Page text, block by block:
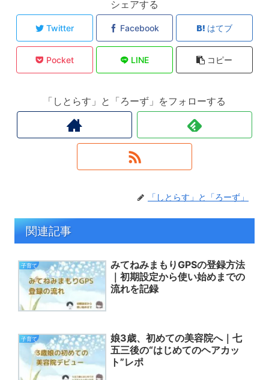
シェアする
Twitter Facebook はてブ
Pocket LINE コピー
「しとらす」と「ろーず」をフォローする
「しとらす」と「ろーず」
関連記事
子育て
みてねみまもりGPSの登録方法
｜初期設定から使い始めまでの
流れを記録
子育て
娘3歳、初めての美容院へ｜七
五三後の“はじめてのヘアカッ
ト”レポ